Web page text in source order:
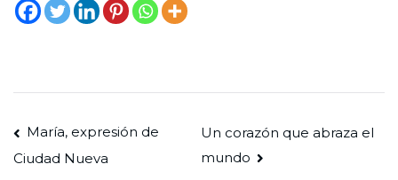
María, expresión de
Ciudad Nueva
Un corazón que abraza el
mundo